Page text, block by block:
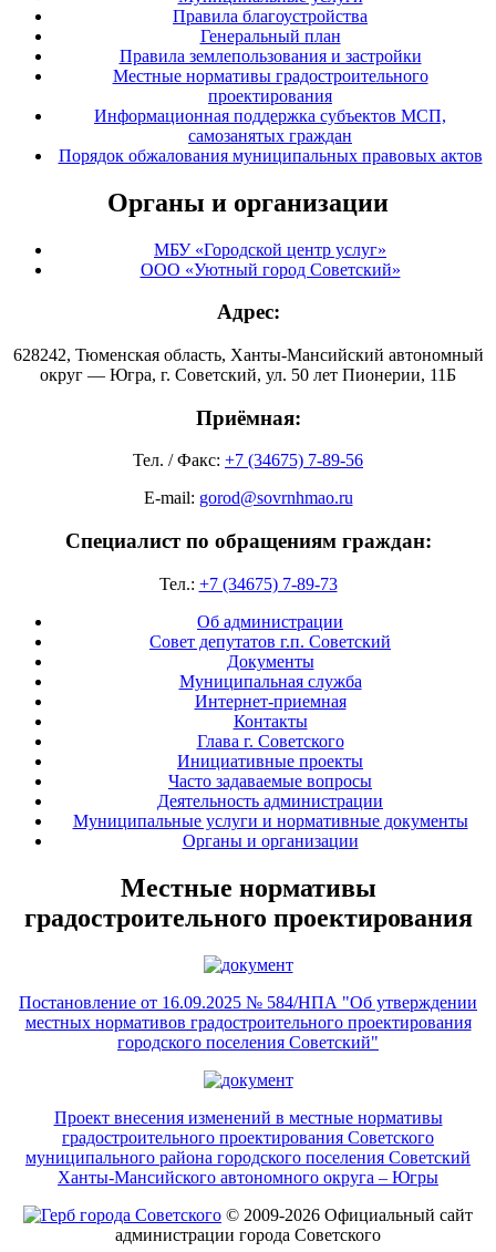
Правила благоустройства
Генеральный план
Правила землепользования и застройки
Местные нормативы градостроительного
проектирования
Информационная поддержка субъектов МСП,
самозанятых граждан
Порядок обжалования муниципальных правовых актов
Органы и организации
МБУ «Городской центр услуг»
ООО «Уютный город Советский»
Адрес:
628242, Тюменская область, Ханты-Мансийский автономный
округ — Югра, г. Советский, ул. 50 лет Пионерии, 11Б
Приёмная:
Тел. / Факс: +7 (34675) 7-89-56
E-mail: gorod@sovrnhmao.ru
Специалист по обращениям граждан:
Тел.: +7 (34675) 7-89-73
Об администрации
Совет депутатов г.п. Советский
Документы
Муниципальная служба
Интернет-приемная
Контакты
Глава г. Советского
Инициативные проекты
Часто задаваемые вопросы
Деятельность администрации
Муниципальные услуги и нормативные документы
Органы и организации
Местные нормативы
градостроительного проектирования
Постановление от 16.09.2025 № 584/НПА "Об утверждении
местных нормативов градостроительного проектирования
городского поселения Советский"
Проект внесения изменений в местные нормативы
градостроительного проектирования Советского
муниципального района городского поселения Советский
Ханты-Мансийского автономного округа – Югры
© 2009-2026 Официальный сайт
администрации города Советского